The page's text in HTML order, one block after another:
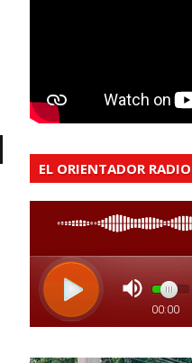
EL ORIENTADOR RADIO